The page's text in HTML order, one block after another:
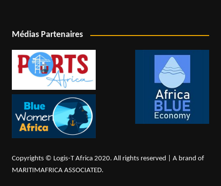
Médias Partenaires
Copyrights © Logis-T Africa 2020. All rights reserved | A brand of
MARITIMAFRICA ASSOCIATED.